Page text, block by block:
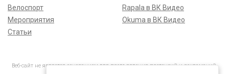
Велоспорт
Мероприятия
Статьи
Rapala в ВК Видео
Okuma в ВК Видео
Веб-сайт не является основанием для предъявления претензий и рекламаций,